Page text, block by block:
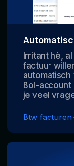
Irritant hè,
factuur
Bol-account
je veel
aangiftes
Btw facturen